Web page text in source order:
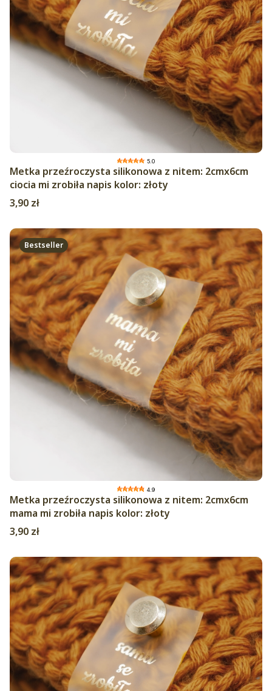
5.0
Metka przeźroczysta silikonowa z nitem: 2cmx6cm
ciocia mi zrobiła napis kolor: złoty
Cena
3,90 zł
Bestseller
4.9
Metka przeźroczysta silikonowa z nitem: 2cmx6cm
mama mi zrobiła napis kolor: złoty
Cena
3,90 zł